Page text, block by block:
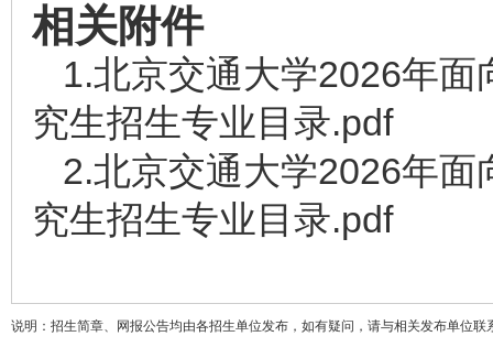
相关附件
1.北京交通大学2026年
究生招生专业目录.pdf
2.北京交通大学2026年
究生招生专业目录.pdf
说明：招生简章、网报公告均由各招生单位发布，如有疑问，请与相关发布单位